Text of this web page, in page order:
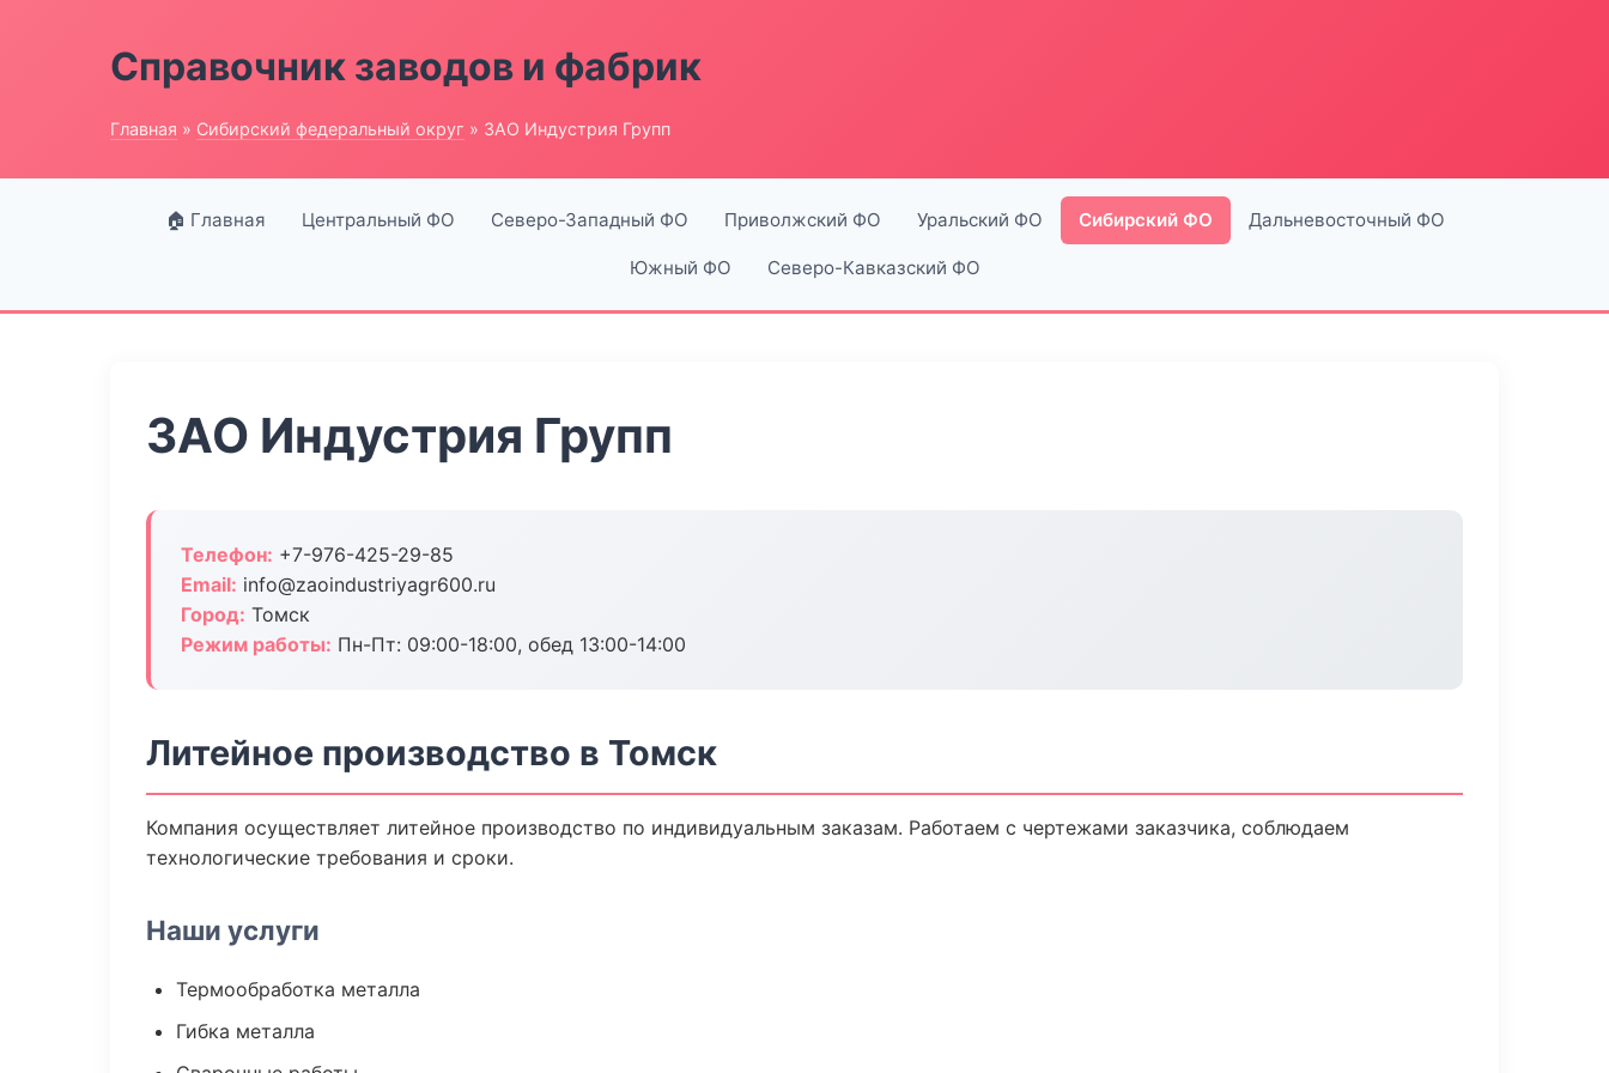
Справочник заводов и фабрик
Главная » Сибирский федеральный округ » ЗАО Индустрия Групп
🏠 Главная Центральный ФО Северо-Западный ФО Приволжский ФО Уральский ФО Сибирский ФО Дальневосточный ФО
Южный ФО Северо-Кавказский ФО
ЗАО Индустрия Групп
Телефон: +7-976-425-29-85
Email: info@zaoindustriyagr600.ru
Город: Томск
Режим работы: Пн-Пт: 09:00-18:00, обед 13:00-14:00
Литейное производство в Томск
Компания осуществляет литейное производство по индивидуальным заказам. Работаем с чертежами заказчика, соблюдаем
технологические требования и сроки.
Наши услуги
Термообработка металла
Гибка металла